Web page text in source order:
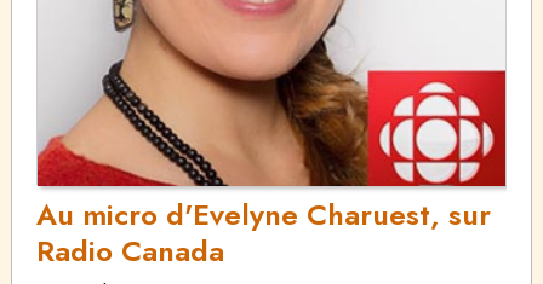
Au micro d'Evelyne Charuest, sur
Radio Canada